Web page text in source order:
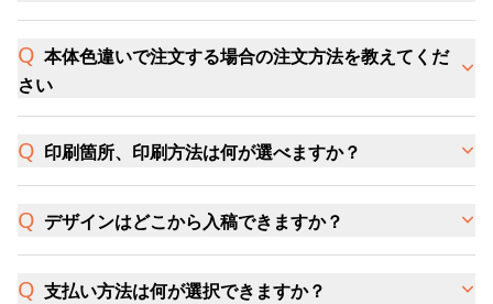
本体色違いで注文する場合の注文方法を教えてくだ
さい
印刷箇所、印刷方法は何が選べますか？
デザインはどこから入稿できますか？
支払い方法は何が選択できますか？